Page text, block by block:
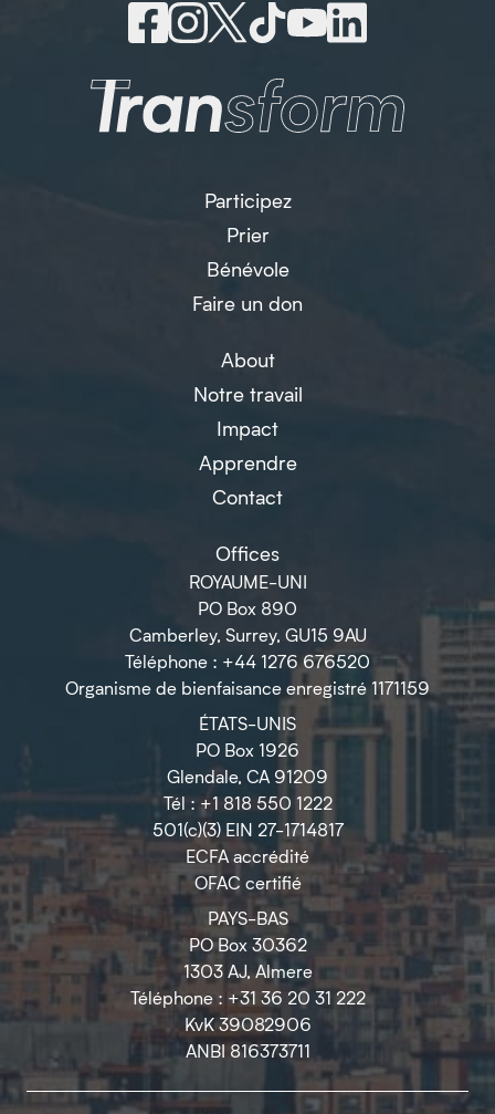
Participez
Prier
Bénévole
Faire un don
About
Notre travail
Impact
Apprendre
Contact
Offices
ROYAUME-UNI
PO Box 890
Camberley, Surrey, GU15 9AU
Téléphone : +44 1276 676520
Organisme de bienfaisance enregistré 1171159
ÉTATS-UNIS
PO Box 1926
Glendale, CA 91209
Tél : +1 818 550 1222
501(c)(3) EIN 27-1714817
ECFA accrédité
OFAC certifié
PAYS-BAS
PO Box 30362
1303 AJ, Almere
Téléphone : +31 36 20 31 222
KvK 39082906
ANBI 816373711